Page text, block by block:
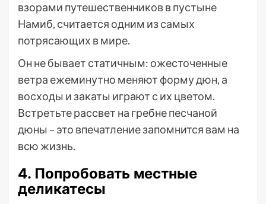
взорами путешественников в пустыне
Намиб, считается одним из самых
потрясающих в мире.
Он не бывает статичным: ожесточенные
ветра ежеминутно меняют форму дюн, а
восходы и закаты играют с их цветом.
Встретьте рассвет на гребне песчаной
дюны – это впечатление запомнится вам на
всю жизнь.
4. Попробовать местные
деликатесы